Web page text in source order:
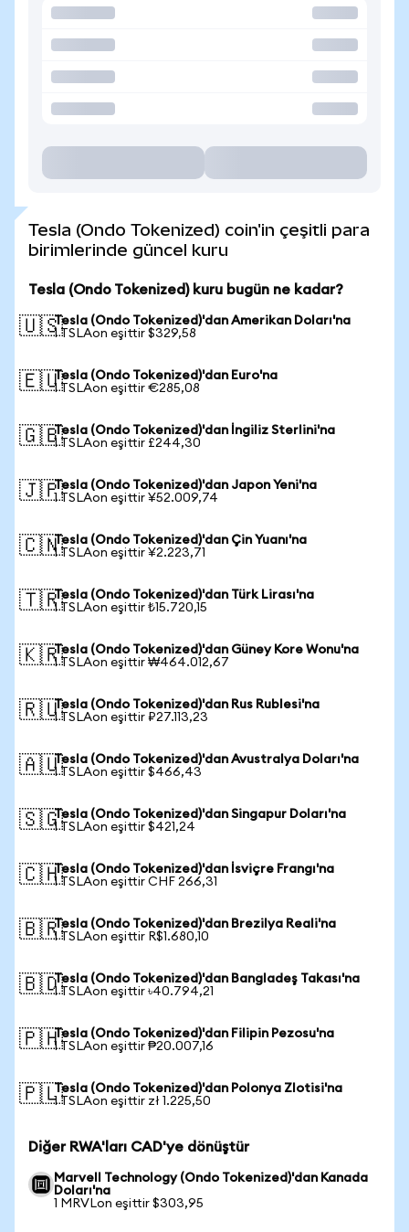
Tesla (Ondo Tokenized) coin'in çeşitli para
birimlerinde güncel kuru
Tesla (Ondo Tokenized) kuru bugün ne kadar?
🇺🇸Tesla (Ondo Tokenized)'dan Amerikan Doları'na
1 TSLAon eşittir $329,58
🇪🇺Tesla (Ondo Tokenized)'dan Euro'na
1 TSLAon eşittir €285,08
🇬🇧Tesla (Ondo Tokenized)'dan İngiliz Sterlini'na
1 TSLAon eşittir £244,30
🇯🇵Tesla (Ondo Tokenized)'dan Japon Yeni'na
1 TSLAon eşittir ¥52.009,74
🇨🇳Tesla (Ondo Tokenized)'dan Çin Yuanı'na
1 TSLAon eşittir ¥2.223,71
🇹🇷Tesla (Ondo Tokenized)'dan Türk Lirası'na
1 TSLAon eşittir ₺15.720,15
🇰🇷Tesla (Ondo Tokenized)'dan Güney Kore Wonu'na
1 TSLAon eşittir ₩464.012,67
🇷🇺Tesla (Ondo Tokenized)'dan Rus Rublesi'na
1 TSLAon eşittir ₽27.113,23
🇦🇺Tesla (Ondo Tokenized)'dan Avustralya Doları'na
1 TSLAon eşittir $466,43
🇸🇬Tesla (Ondo Tokenized)'dan Singapur Doları'na
1 TSLAon eşittir $421,24
🇨🇭Tesla (Ondo Tokenized)'dan İsviçre Frangı'na
1 TSLAon eşittir CHF 266,31
🇧🇷Tesla (Ondo Tokenized)'dan Brezilya Reali'na
1 TSLAon eşittir R$1.680,10
🇧🇩Tesla (Ondo Tokenized)'dan Bangladeş Takası'na
1 TSLAon eşittir ৳40.794,21
🇵🇭Tesla (Ondo Tokenized)'dan Filipin Pezosu'na
1 TSLAon eşittir ₱20.007,16
🇵🇱Tesla (Ondo Tokenized)'dan Polonya Zlotisi'na
1 TSLAon eşittir zł 1.225,50
Diğer RWA'ları CAD'ye dönüştür
Marvell Technology (Ondo Tokenized)'dan Kanada
Doları'na
1 MRVLon eşittir $303,95